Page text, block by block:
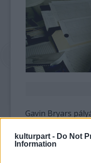
kulturpart - Do Not
Information
Gavin Bryars
amerikai John
Cardew, John